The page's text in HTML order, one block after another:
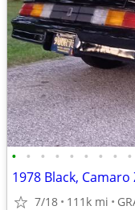
• • • • • • • • •
1978 Black, Camaro
7/18 111k mi